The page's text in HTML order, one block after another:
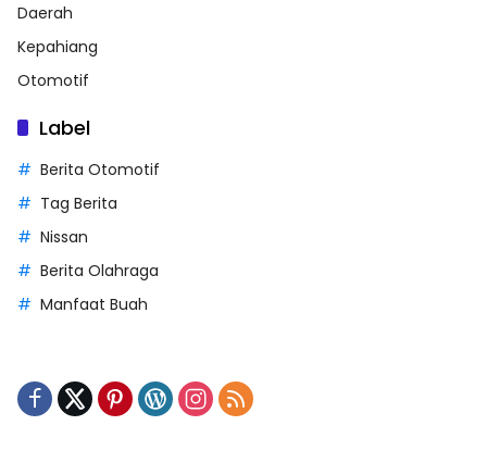
Daerah
Kepahiang
Otomotif
Label
Berita Otomotif
Tag Berita
Nissan
Berita Olahraga
Manfaat Buah